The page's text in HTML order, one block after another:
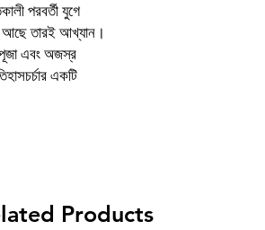
পরবর্তী যুগে
আছে তারই আখ্যান।
এবং অজস্র
একটি
Products